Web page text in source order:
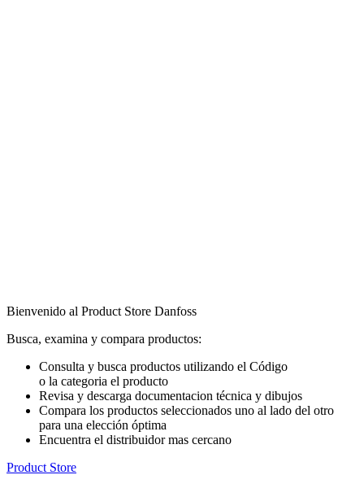
Bienvenido al Product Store Danfoss
Busca, examina y compara productos:
Consulta y busca productos utilizando el Código
o la categoria el producto
Revisa y descarga documentacion técnica y dibujos
Compara los productos seleccionados uno al lado del otro
para una elección óptima
Encuentra el distribuidor mas cercano
Product Store